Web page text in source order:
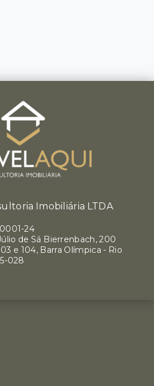
Imobiliária LTDA
24
de Sá Bierrenbach, 200
e 104, Barra Olímpica - Rio
028